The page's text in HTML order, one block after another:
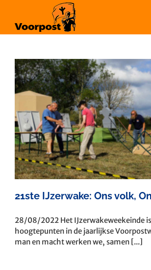
inhoud
21ste IJzerwake: Ons volk,
28/08/2022 Het IJzerwakeweekeinde
hoogtepunten in de jaarlijkse
man en macht werken we, samen [...]